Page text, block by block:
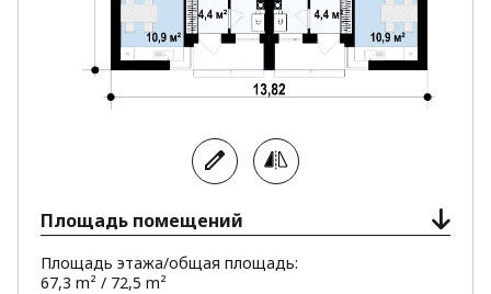
Площадь помещений
Площадь этажа/общая площадь:
67,3 m² / 72,5 m²